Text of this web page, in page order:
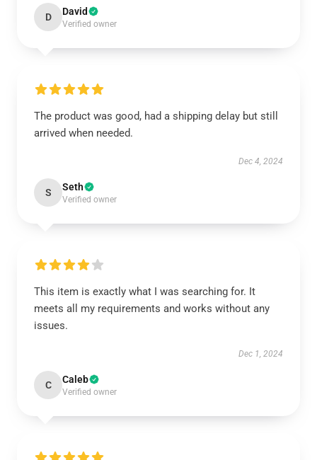
D David
Verified owner
The product was good, had a shipping delay but still
arrived when needed.
Dec 4, 2024
S Seth
Verified owner
This item is exactly what I was searching for. It
meets all my requirements and works without any
issues.
Dec 1, 2024
C Caleb
Verified owner